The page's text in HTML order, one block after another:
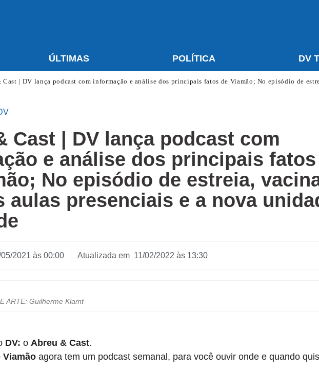
ÚLTIMAS POLÍTICA DV
Cast | DV lança podcast com informação e análise dos principais fatos de Viamão; No episódio de
Cast | DV lança podcast com
e análise dos principais fatos
No episódio de estreia,
aulas presenciais e a nova
05/2021 às 00:00 Atualizada em 11/02/2022 às 13:30
ARTE: Guilherme Klamt
DV: o Abreu & Cast.
Viamão agora tem um podcast semanal, para você ouvir onde e quando